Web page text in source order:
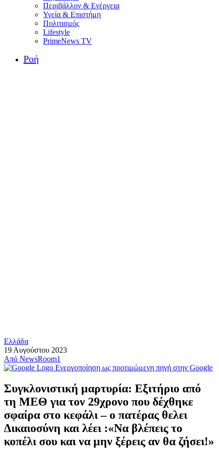
Περιβάλλον & Ενέργεια
Υγεία & Επιστήμη
Πολιτισμός
Lifestyle
PrimeNews TV
Ροή
Ελλάδα
19 Αυγούστου 2023
Από NewsRoom1
Ενεργοποίηση ως προτιμώμενη πηγή στην Google
Συγκλονιστική μαρτυρία: Εξιτήριο από
τη ΜΕΘ για τον 29χρονο που δέχθηκε
σφαίρα στο κεφάλι – ο πατέρας θελει
Δικαιοσύνη και λέει :«Να βλέπεις το
κοπέλι σου και να μην ξέρεις αν θα ζήσει!»